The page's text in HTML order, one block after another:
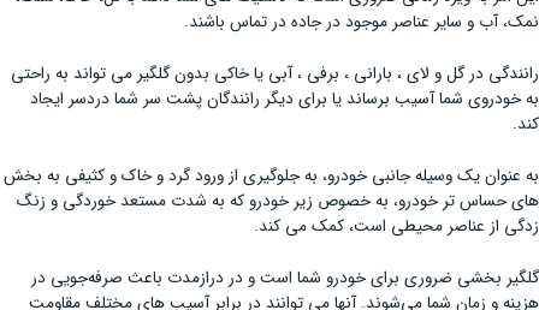
نمک، آب و سایر عناصر موجود در جاده در تماس باشند.
رانندگی در گل و لای ، بارانی ، برفی ، آبی یا خاکی بدون گلگیر می تواند به راحتی
به خودروی شما آسیب برساند یا برای دیگر رانندگان پشت سر شما دردسر ایجاد
کند.
به عنوان یک وسیله جانبی خودرو، به جلوگیری از ورود گرد و خاک و کثیفی به بخش
های حساس تر خودرو، به خصوص زیر خودرو که به شدت مستعد خوردگی و زنگ
زدگی از عناصر محیطی است، کمک می کند.
گلگیر بخشی ضروری برای خودرو شما است و در درازمدت باعث صرفه‌جویی در
هزینه و زمان شما می‌شوند. آنها می توانند در برابر آسیب های مختلف مقاومت